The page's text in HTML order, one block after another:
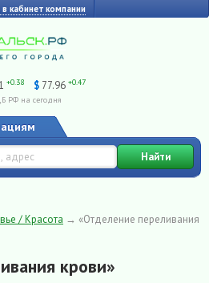
кабинет компании
+0.38 $ 77.96 +0.47
РФ на сегодня
Найти
/ Красота → «Отделение переливания
крови»